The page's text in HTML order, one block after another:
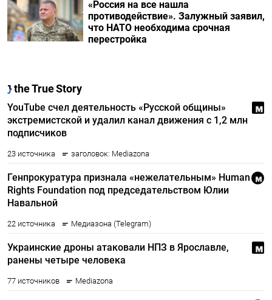
«Россия на все нашла
противодействие». Залужный заявил,
что НАТО необходима срочная
перестройка